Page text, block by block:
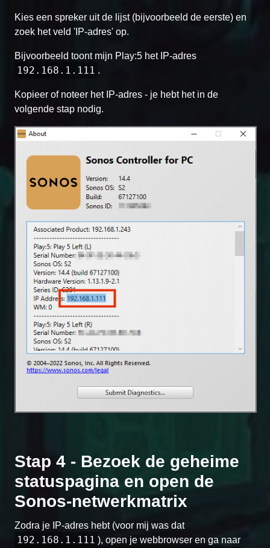
Kies een spreker uit de lijst (bijvoorbeeld de eerste) en
zoek het veld 'IP-adres' op.
Bijvoorbeeld toont mijn Play:5 het IP-adres
192.168.1.111 .
Kopieer of noteer het IP-adres - je hebt het in de
volgende stap nodig.
Stap 4 - Bezoek de geheime
statuspagina en open de
Sonos-netwerkmatrix
Zodra je IP-adres hebt (voor mij was dat
192.168.1.111 ), open je webbrowser en ga naar